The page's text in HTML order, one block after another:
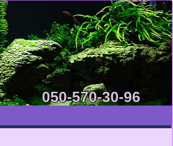
050-570-30-96